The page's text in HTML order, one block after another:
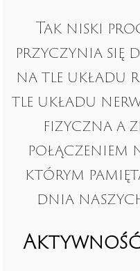
Tak niski
przyczynia się
na tle układu
tle układu
fizyczna a
którym
dnia